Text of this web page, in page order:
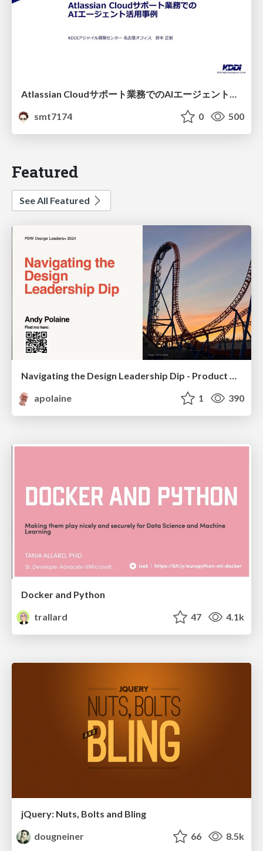
smt7174
0 500
Featured
See All Featured
Navigating the Design Leadership Dip - Product Design Week Design Leaders+ Conference 2024
apolaine
1 390
Docker and Python
trallard
47 4.1k
jQuery: Nuts, Bolts and Bling
dougneiner
66 8.5k